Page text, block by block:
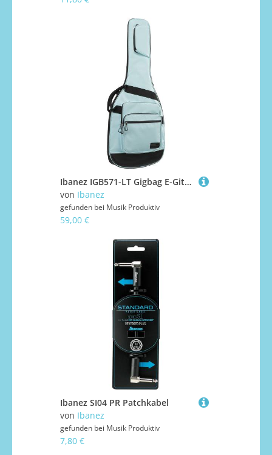
Ibanez IGB571-LT Gigbag E-Gitarre
von Ibanez
gefunden bei Musik Produktiv
59,00 €
Ibanez SI04 PR Patchkabel
von Ibanez
gefunden bei Musik Produktiv
7,80 €